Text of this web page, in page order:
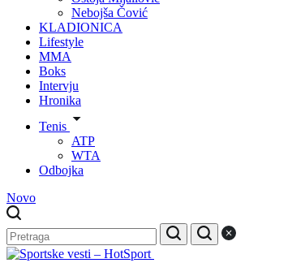
Nebojša Čović
KLADIONICA
Lifestyle
MMA
Boks
Intervju
Hronika
Tenis
ATP
WTA
Odbojka
Novo